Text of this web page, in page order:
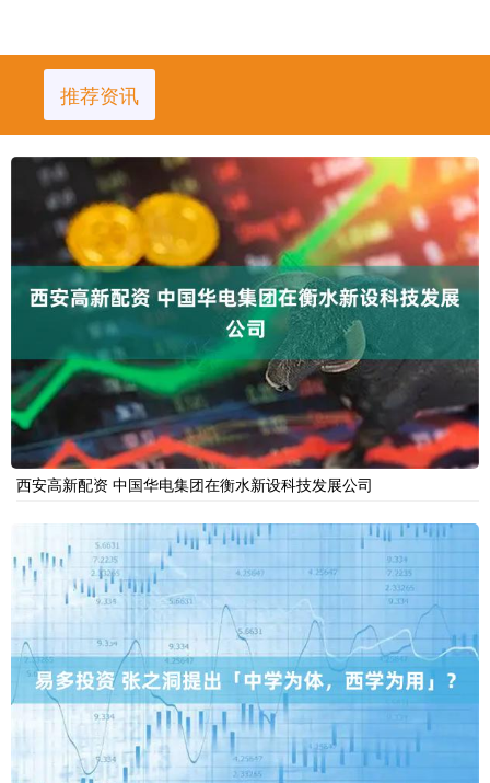
推荐资讯
西安高新配资 中国华电集团在衡水新设科技发展公司